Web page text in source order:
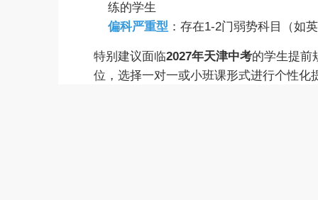
练的学生
偏科严重型 ：存在1-2门弱势科目（如
特别建议面临2027年天津中考的学生提前
位，选择一对一或小班课形式进行个性